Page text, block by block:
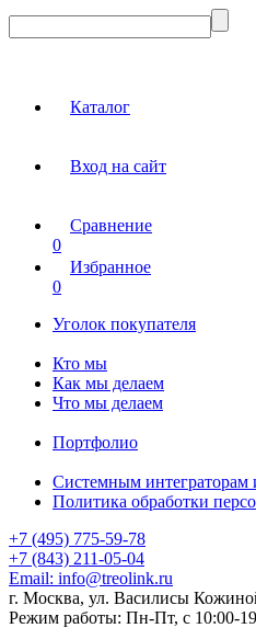
Каталог
Вход на сайт
Сравнение
0
Избранное
0
Уголок покупателя
Кто мы
Как мы делаем
Что мы делаем
Портфолио
Системным интеграторам
Политика обработки
+7 (495) 775-59-78
+7 (843) 211-05-04
Email: info@treolink.ru
г. Москва, ул. Василисы
Режим работы: Пн-Пт, с 10:00-